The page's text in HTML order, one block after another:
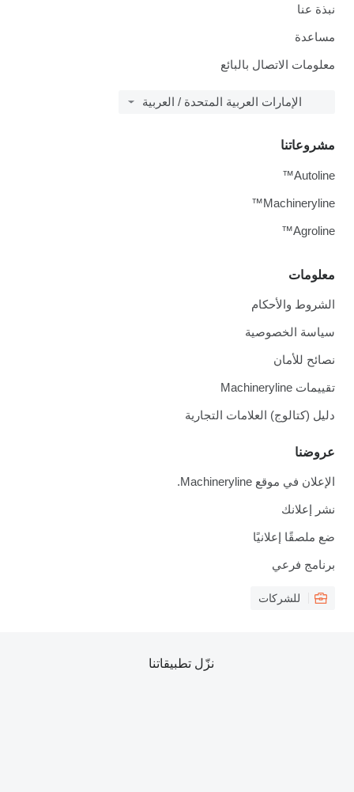
نبذة عنا
مساعدة
معلومات الاتصال بالبائع
الإمارات العربية المتحدة / العربية
معلومات
الشروط والأحكام
سياسة الخصوصية
نصائح للأمان
تقييمات Machineryline
دليل (كتالوج) العلامات التجارية
عروضنا
الإعلان في موقع Machineryline.
نشر إعلانك
ضع ملصقًا إعلانيًا
برنامج فرعي
للشركات
مشروعاتنا
Autoline™
Machineryline™
Agroline™
نزّل تطبيقاتنا